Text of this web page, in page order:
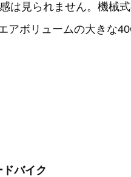
は見られません。機械
アボリュームの大きな
バイク